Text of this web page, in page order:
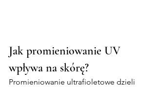
Jak promieniowanie UV
wpływa na skórę?
Promieniowanie ultrafioletowe dzieli